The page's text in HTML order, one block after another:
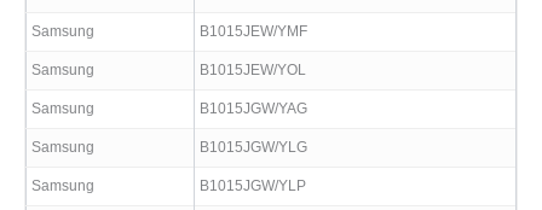
Samsung B1015JEW/YMF
Samsung B1015JEW/YOL
Samsung B1015JGW/YAG
Samsung B1015JGW/YLG
Samsung B1015JGW/YLP